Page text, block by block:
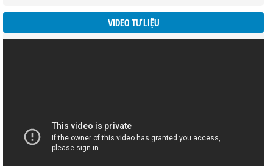
VIDEO TƯ LIỆU